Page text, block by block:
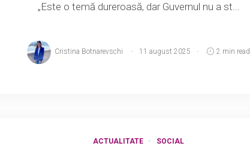
„Este o temă dureroasă, dar Guvernul nu a st...
Cristina Botnarevschi 11 august 2025 2 min read
ACTUALITATE SOCIAL